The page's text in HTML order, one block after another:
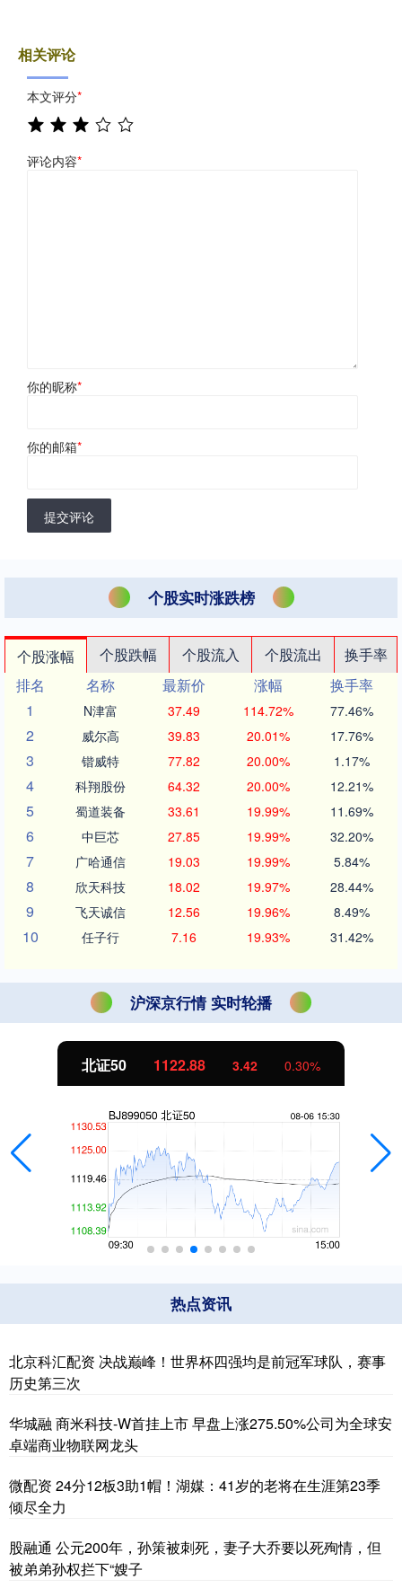
相关评论
本文评分*
评论内容*
你的昵称*
你的邮箱*
提交评论
个股实时涨跌榜
个股涨幅 个股跌幅 个股流入 个股流出
换手率
排名
名称 最新价 涨幅
换手率
1
N津富 37.49 114.72% 77.46%
2 威尔高 39.83 20.01% 17.76%
3 锴威特 77.82 20.00% 1.17%
4 科翔股份 64.32 20.00% 12.21%
5 蜀道装备 33.61 19.99% 11.69%
6 中巨芯 27.85 19.99% 32.20%
7 广哈通信 19.03 19.99% 5.84%
8 欣天科技 18.02 19.97% 28.44%
9 飞天诚信 12.56 19.96% 8.49%
10 任子行 7.16 19.93% 31.42%
沪深京行情 实时轮播
北证50 1122.88 3.42 0.30%
热点资讯
北京科汇配资 决战巅峰！世界杯四强均是前冠军球队，赛事
历史第三次
华城融 商米科技-W首挂上市 早盘上涨275.50%公司为全球安
卓端商业物联网龙头
微配资 24分12板3助1帽！湖媒：41岁的老将在生涯第23季
倾尽全力
股融通 公元200年，孙策被刺死，妻子大乔要以死殉情，但
被弟弟孙权拦下“嫂子